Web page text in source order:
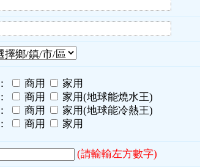
商用
家用
商用
家用(地球能燒水王)
商用
家用(地球能冷熱王)
商用 家用
(請輸輸左方數字)